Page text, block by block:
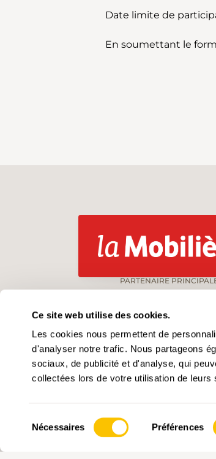
Ce site web utilise des cookies.
Les cookies nous permettent de
d'analyser notre trafic. Nous partageons
sociaux, de publicité et d'analyse, qui
collectées lors de votre utilisation de leurs
du
Nécessaires Préférences
Date limite de
En soumettant le
PARTENAIRE
OPÉRATEUR
Suisse Rando
obfc:jogpAtdixfj{fs.xboefsxfhf/